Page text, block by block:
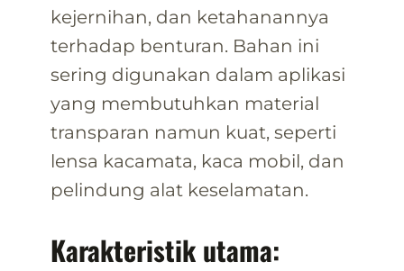
kejernihan, dan ketahanannya
terhadap benturan. Bahan ini
sering digunakan dalam aplikasi
yang membutuhkan material
transparan namun kuat, seperti
lensa kacamata, kaca mobil, dan
pelindung alat keselamatan.
Karakteristik utama: